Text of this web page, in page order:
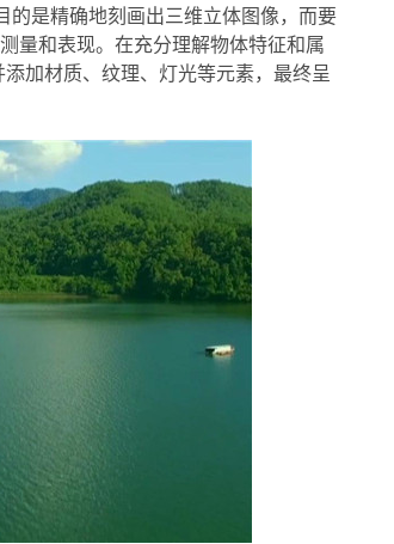
是精确地刻画出三维立体图像，而要
量和表现。在充分理解物体特征和属
加材质、纹理、灯光等元素，最终呈